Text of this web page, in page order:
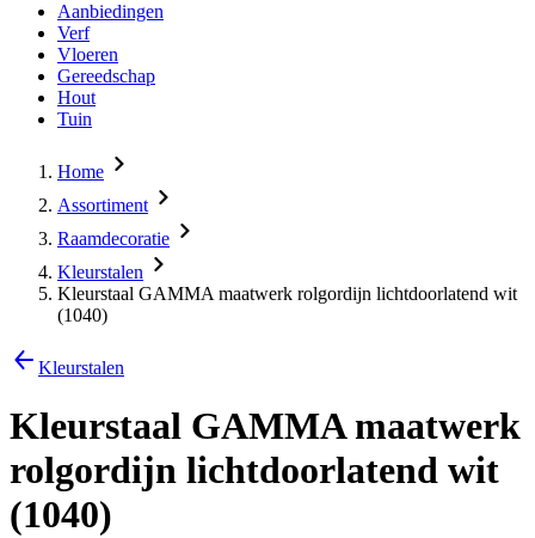
Aanbiedingen
Verf
Vloeren
Gereedschap
Hout
Tuin
Home
Assortiment
Raamdecoratie
Kleurstalen
Kleurstaal GAMMA maatwerk rolgordijn lichtdoorlatend wit
(1040)
Kleurstalen
Kleurstaal GAMMA maatwerk
rolgordijn lichtdoorlatend wit
(1040)